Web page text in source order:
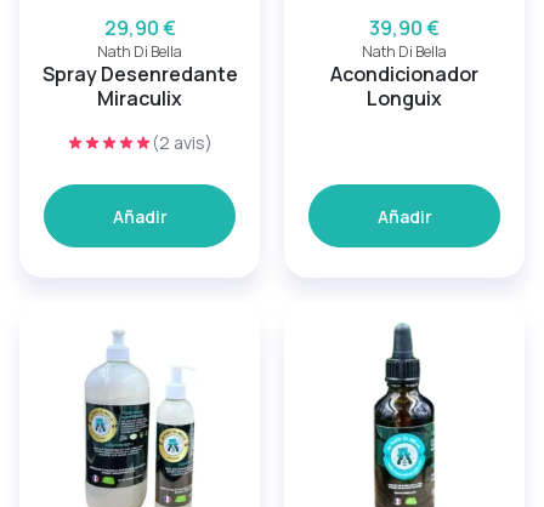
29,90 €
Nath Di Bella
Spray Desenredante
Miraculix
(2 avis)
Añadir
39,90 €
Nath Di Bella
Acondicionador
Longuix
Añadir